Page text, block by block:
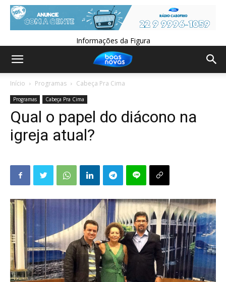
Informações da Figura
Início Programas Cabeça Pra Cima
Programas Cabeça Pra Cima
Qual o papel do diácono na
igreja atual?